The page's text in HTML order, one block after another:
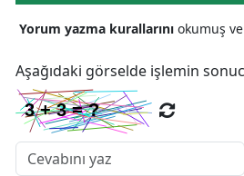
Yorum yazma kurallarını okumuş ve
Aşağıdaki görselde işlemin